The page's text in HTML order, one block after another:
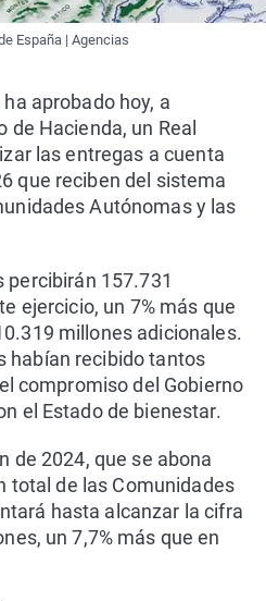
España | Agencias
aprobado hoy, a
Hacienda, un Real
las entregas a cuenta
que reciben del sistema
Autónomas y las
157.731
ejercicio, un 7% más que
millones adicionales.
habían recibido tantos
compromiso del Gobierno
el Estado de bienestar.
de 2024, que se abona
total de las Comunidades
hasta alcanzar la cifra
un 7,7% más que en